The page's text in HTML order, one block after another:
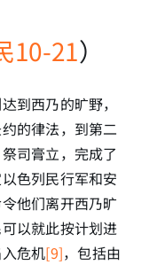
10-21）
到西乃的旷野，
的律法，到第二
司膏立，完成了
色列民行军和安
他们离开西乃旷
以就此按计划进
危机[9]，包括由